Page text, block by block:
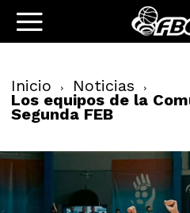
Inicio Noticias
Los equipos de la
Segunda FEB